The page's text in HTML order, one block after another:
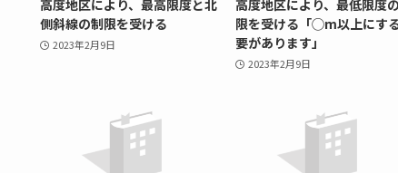
高度地区により、最高限度と北
側斜線の制限を受ける
2023年2月9日
高度地区により、最低限度
限を受ける「◯m以上にす
要があります」
2023年2月9日